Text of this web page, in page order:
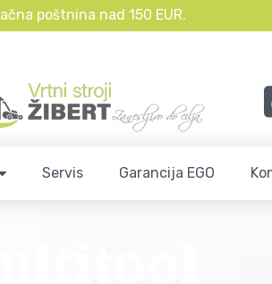
poštnina nad 150 EUR.
Servis Garancija EGO